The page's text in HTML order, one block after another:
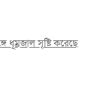
ধূম্রজাল সৃষ্টি করেছে